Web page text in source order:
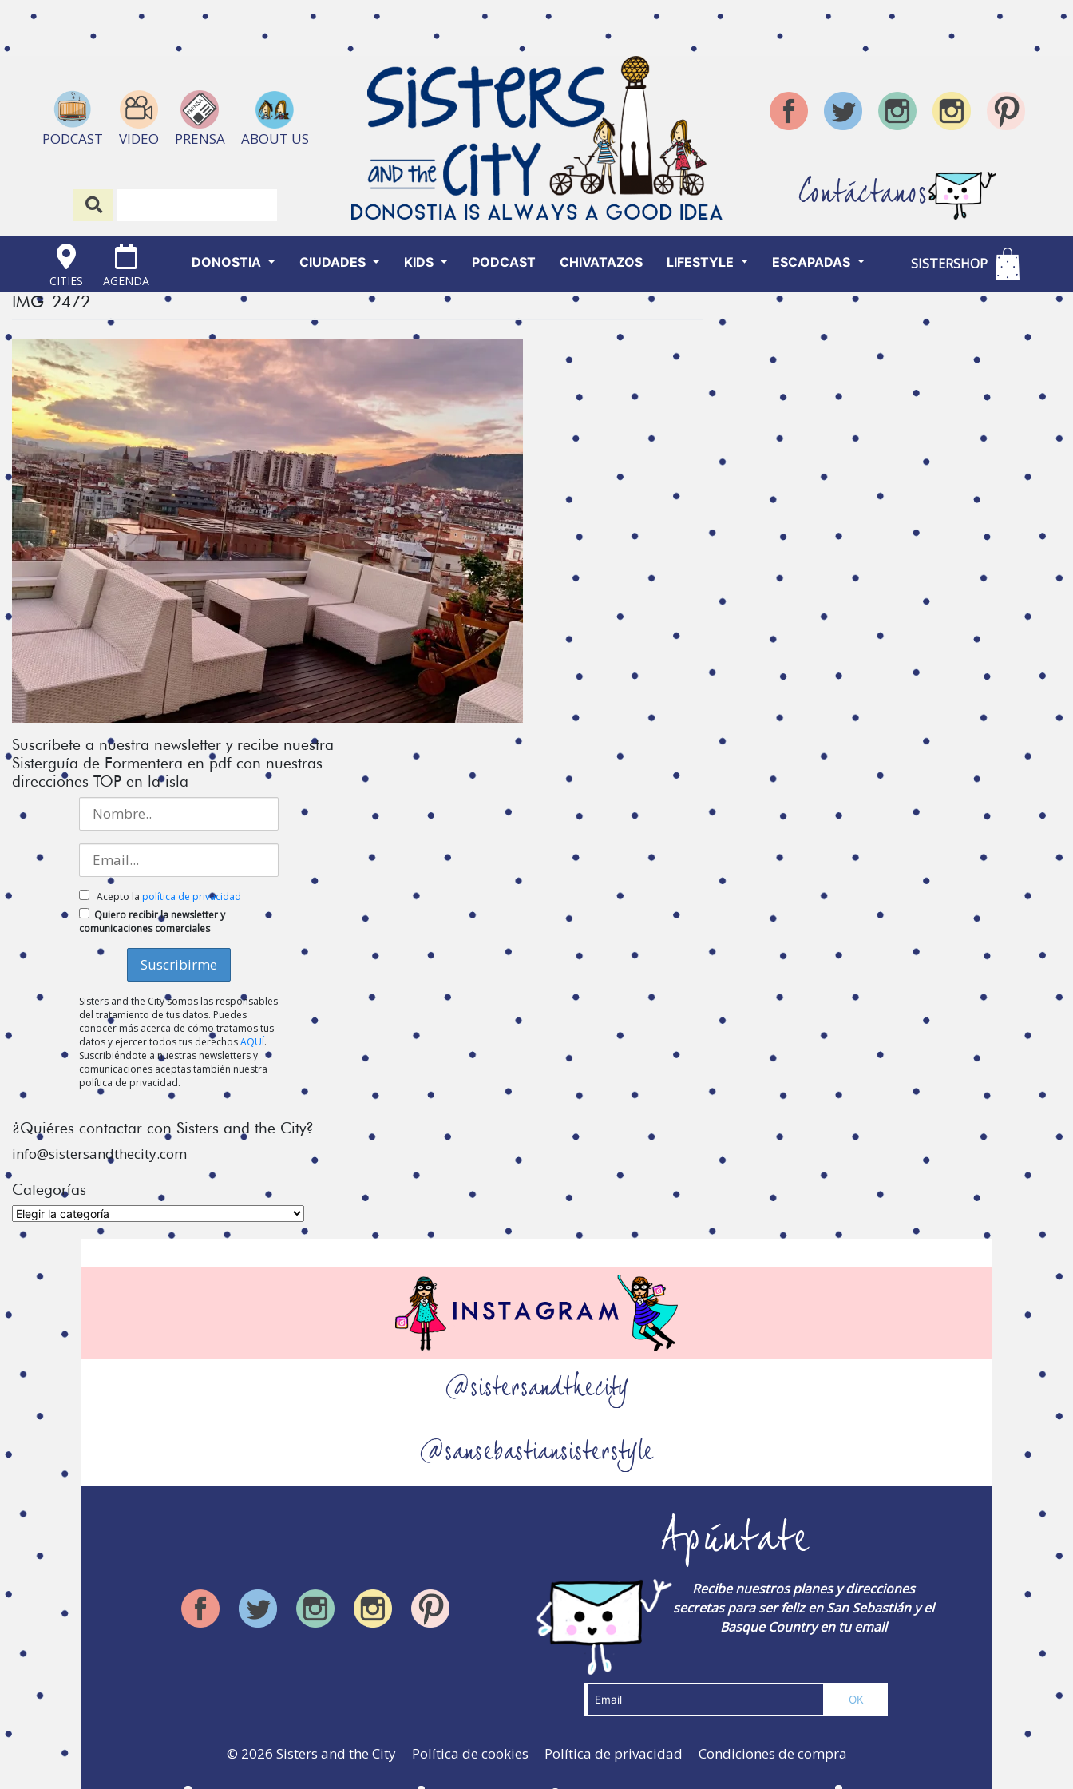
PODCAST VIDEO PRENSA ABOUT US
Contáctanos
CITIES AGENDA
DONOSTIA CIUDADES KIDS PODCAST CHIVATAZOS LIFESTYLE ESCAPADAS SISTERSHOP
IMG_2472
Suscríbete a nuestra newsletter y recibe nuestra
Sisterguía de Formentera en pdf con nuestras
direcciones TOP en la isla
Acepto la política de privacidad
Quiero recibir la newsletter y
comunicaciones comerciales
Sisters and the City somos las responsables
del tratamiento de tus datos. Puedes
conocer más acerca de cómo tratamos tus
datos y ejercer todos tus derechosAQUÍ.
Suscribiéndote a nuestras newsletters y
comunicaciones aceptas también nuestra
política de privacidad.
¿Quiéres contactar con Sisters and the City?
info@sistersandthecity.com
Categorías
Categorías
@sistersandthecity
@sansebastiansisterstyle
Apúntate
Recibe nuestros planes y direcciones
secretas para ser feliz en San Sebastián y el
Basque Country en tu email
© 2026 Sisters and the City Política de cookies Política de privacidad Condiciones de compra